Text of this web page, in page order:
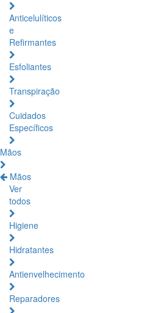
Anticelulíticos
e
Refirmantes
Esfoliantes
Transpiração
Cuidados
Específicos
Mãos
Mãos
Ver
todos
Higiene
Hidratantes
Antienvelhecimento
Reparadores